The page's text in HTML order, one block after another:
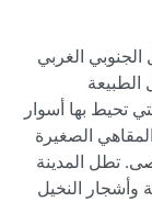
الغربي
الطبيعة
تحيط بها أسوار
الصغيرة
تطل المدينة
وأشجار النخيل